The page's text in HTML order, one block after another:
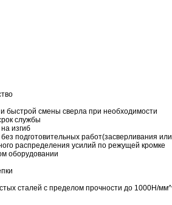
быстрой смены сверла при необходимости
службы
изгиб
подготовительных работ(засверливания
распределения усилий по режущей кромке
оборудовании
сталей с пределом прочности до 1000Н/